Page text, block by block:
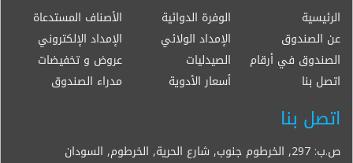
الرئيسية الوفرة الدوائية
الأصناف المستدعاة
عن الصندوق
الإمداد الولائي
الإمداد الإلكتروني
الصندوق في أرقام
الصيدليات
عروض و تخفيضات
اتصل بنا
أسعار الأدوية مدراء الصندوق
اتصل بنا
ص.ب: 297, الخرطوم جنوب, شارع الحرية, الخرطوم, السودان